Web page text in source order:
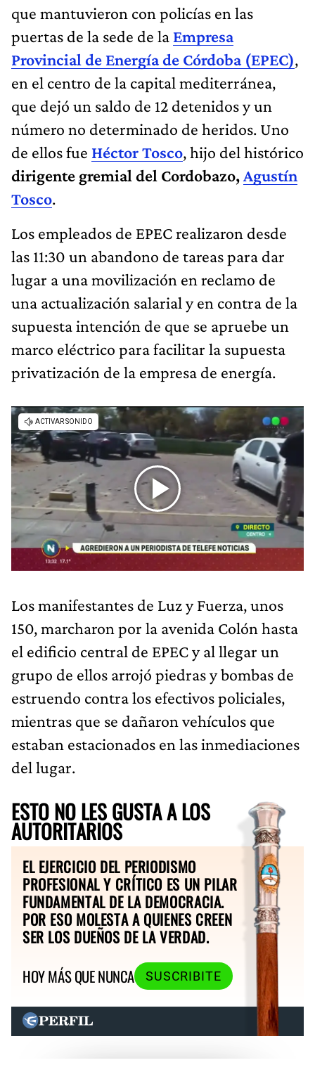
que mantuvieron con policías en las
puertas de la sede de la Empresa
Provincial de Energía de Córdoba (EPEC),
en el centro de la capital mediterránea,
que dejó un saldo de 12 detenidos y un
número no determinado de heridos. Uno
de ellos fue Héctor Tosco, hijo del histórico
dirigente gremial del Cordobazo,Agustín
Tosco.
Los empleados de EPEC realizaron desde
las 11:30 un abandono de tareas para dar
lugar a una movilización en reclamo de
una actualización salarial y en contra de la
supuesta intención de que se apruebe un
marco eléctrico para facilitar la supuesta
privatización de la empresa de energía.
Los manifestantes de Luz y Fuerza, unos
150, marcharon por la avenida Colón hasta
el edificio central de EPEC y al llegar un
grupo de ellos arrojó piedras y bombas de
estruendo contra los efectivos policiales,
mientras que se dañaron vehículos que
estaban estacionados en las inmediaciones
del lugar.
ESTO NO LES GUSTA A LOS
AUTORITARIOS
EL EJERCICIO DEL PERIODISMO
PROFESIONAL Y CRÍTICO ES UN PILAR
FUNDAMENTAL DE LA DEMOCRACIA.
POR ESO MOLESTA A QUIENES CREEN
SER LOS DUEÑOS DE LA VERDAD.
HOY MÁS QUE NUNCA
SUSCRIBITE